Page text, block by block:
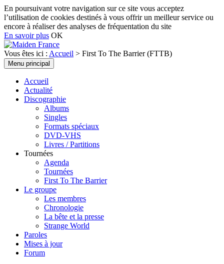
En poursuivant votre navigation sur ce site vous acceptez
l’utilisation de cookies destinés à vous offrir un meilleur service ou
encore à réaliser des analyses de fréquentation du site
En savoir plus OK
Maiden France
Recherche
Vous êtes ici : Accueil > First To The Barrier (FTTB)
Menu principal Aller
au
Accueil
Actualité
Discographie
Albums
Singles
Formats spéciaux
DVD-VHS
Livres / Partitions
Tournées
Agenda
Tournées
First To The Barrier
Le groupe
Les membres
Chronologie
La bête et la presse
Strange World
Paroles
Mises à jour
Forum